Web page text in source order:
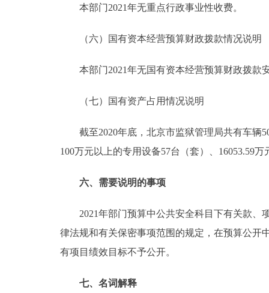
本部门2021年无重点行政事业性收费。
（六）国有资本经营预算财政拨款情况说明
本部门2021年无国有资本经营预算财政拨款
（七）国有资产占用情况说明
截至2020年底，北京市监狱管理局共有车辆
100万元以上的专用设备57台（套）、16053.59万
六、需要说明的事项
2021年部门预算中公共安全科目下有关款、
律法规和有关保密事项范围的规定，在预算公开
有项目绩效目标不予公开。
七、名词解释